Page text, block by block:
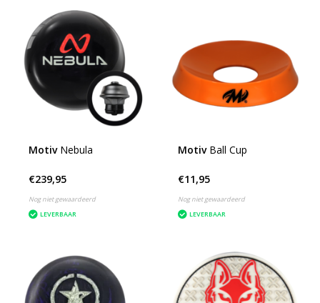
Motiv Nebula
€239,95
Nog niet gewaardeerd
LEVERBAAR
Motiv Ball Cup
€11,95
Nog niet gewaardeerd
LEVERBAAR